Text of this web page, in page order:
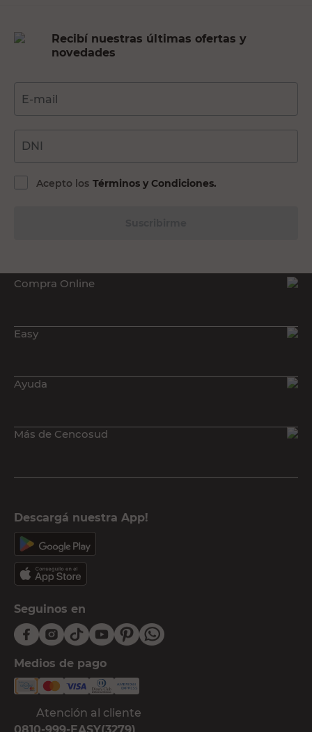
Recibí nuestras últimas ofertas y
novedades
E-mail
DNI
Acepto los Términos y Condiciones.
Compra Online
Easy
Ayuda
Más de Cencosud
Descargá nuestra App!
Seguinos en
Medios de pago
Atención al cliente